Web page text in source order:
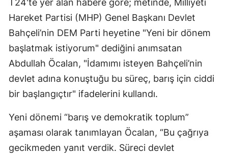
T24'te yer alan habere göre; metinde, Milliyeti
Hareket Partisi (MHP) Genel Başkanı Devlet
Bahçeli’nin DEM Parti heyetine "Yeni bir dönem
başlatmak istiyorum" dediğini anımsatan
Abdullah Öcalan, "İdamımı isteyen Bahçeli’nin
devlet adına konuştuğu bu süreç, barış için ciddi
bir başlangıçtır" ifadelerini kullandı.
Yeni dönemi “barış ve demokratik toplum”
aşaması olarak tanımlayan Öcalan, “Bu çağrıya
gecikmeden yanıt verdik. Süreci devlet